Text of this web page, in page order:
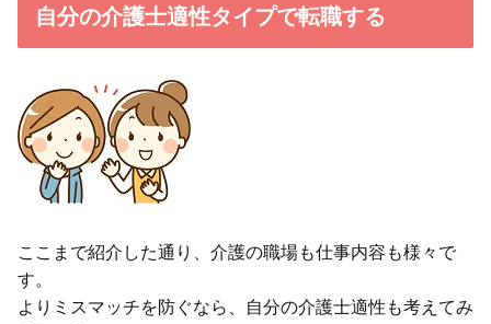
自分の介護士適性タイプで転職する
ここまで紹介した通り、介護の職場も仕事内容も様々で
す。
よりミスマッチを防ぐなら、自分の介護士適性も考えてみ